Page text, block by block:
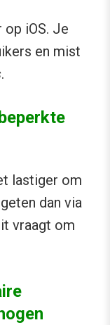
op iOS. Je
en mist
.
lastiger om
dan via
vraagt om